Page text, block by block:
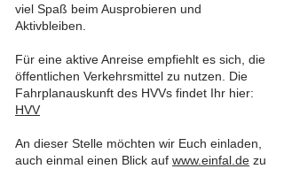
viel Spaß beim Ausprobieren und
Aktivbleiben.
Für eine aktive Anreise empfiehlt es sich, die
öffentlichen Verkehrsmittel zu nutzen. Die
Fahrplanauskunft des HVVs findet Ihr hier:
HVV
An dieser Stelle möchten wir Euch einladen,
auch einmal einen Blick auf www.einfal.de zu